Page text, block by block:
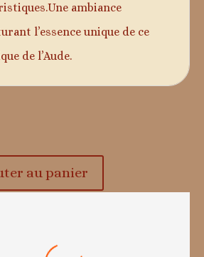
ambiance
l’essence unique de ce
de l’Aude.
au panier